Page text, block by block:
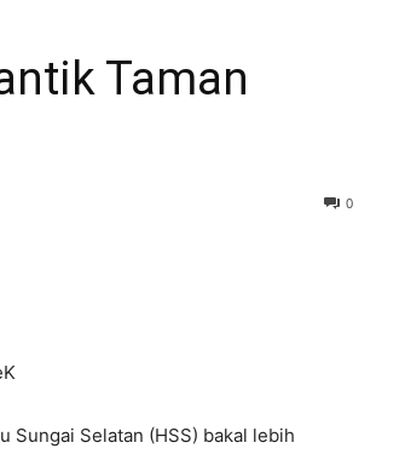
Taman
0
Sungai Selatan (HSS) bakal lebih